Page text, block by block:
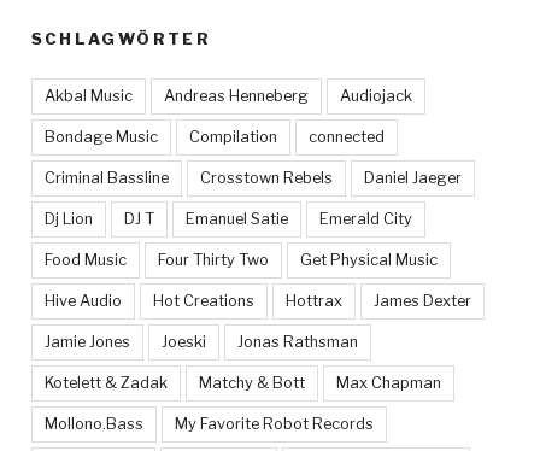
SCHLAGWÖRTER
Akbal Music Andreas Henneberg Audiojack
Bondage Music Compilation connected
Criminal Bassline Crosstown Rebels Daniel Jaeger
Dj Lion DJ T Emanuel Satie Emerald City
Food Music Four Thirty Two Get Physical Music
Hive Audio Hot Creations Hottrax James Dexter
Jamie Jones Joeski Jonas Rathsman
Kotelett & Zadak Matchy & Bott Max Chapman
Mollono.Bass My Favorite Robot Records